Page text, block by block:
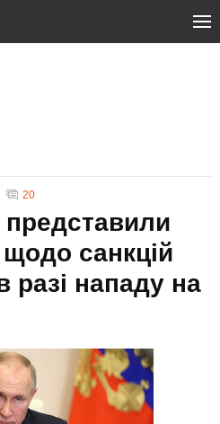
20
санкцій
разі нападу на